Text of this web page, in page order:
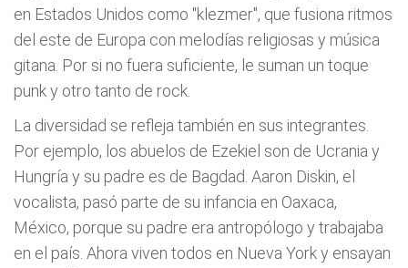
en Estados Unidos como "klezmer", que fusiona ritmos
del este de Europa con melodías religiosas y música
gitana. Por si no fuera suficiente, le suman un toque
punk y otro tanto de rock.
La diversidad se refleja también en sus integrantes.
Por ejemplo, los abuelos de Ezekiel son de Ucrania y
Hungría y su padre es de Bagdad. Aaron Diskin, el
vocalista, pasó parte de su infancia en Oaxaca,
México, porque su padre era antropólogo y trabajaba
en el país. Ahora viven todos en Nueva York y ensayan